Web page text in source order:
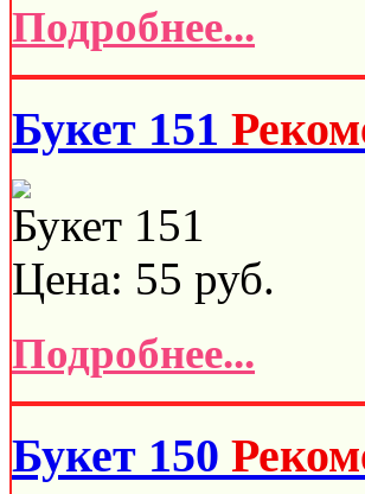
Подробнее...
Букет 151
Букет 151
Цена: 55 руб.
Подробнее...
Букет 150